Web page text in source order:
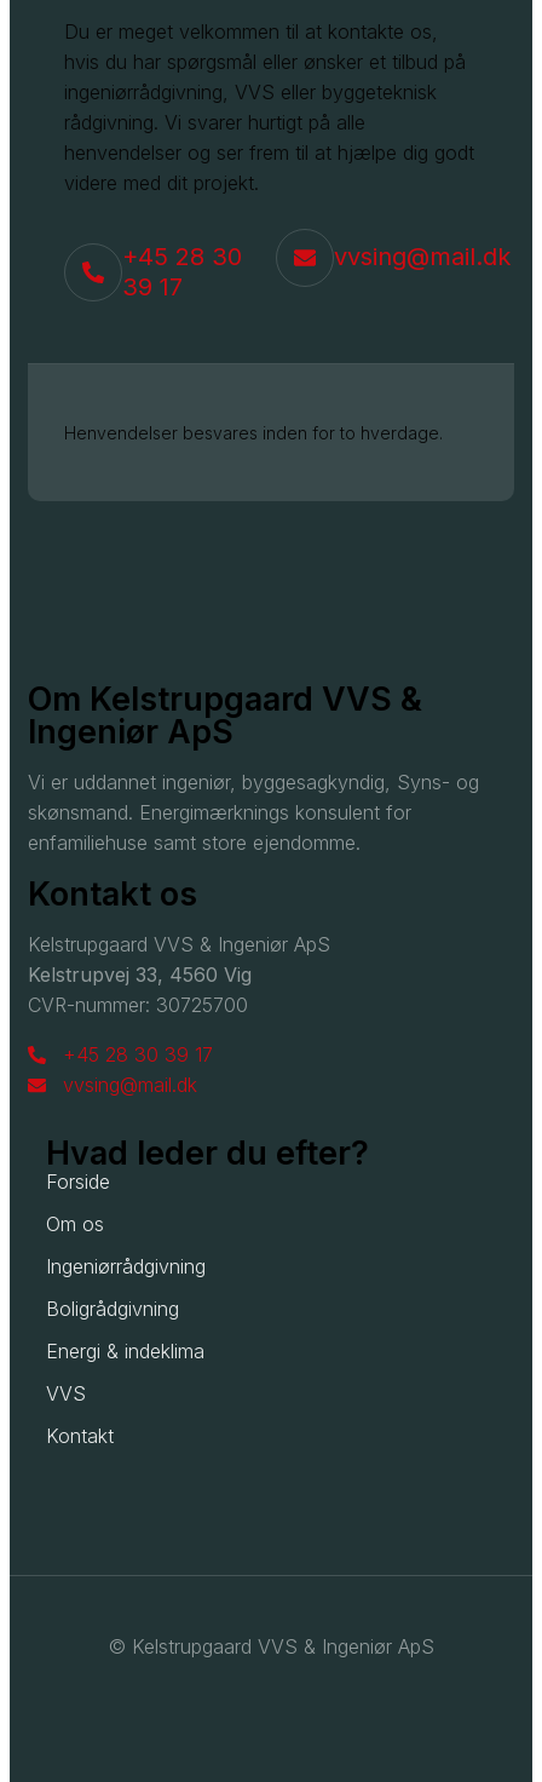
Du er meget velkommen til at kontakte os,
hvis du har spørgsmål eller ønsker et tilbud på
ingeniørrådgivning, VVS eller byggeteknisk
rådgivning. Vi svarer hurtigt på alle
henvendelser og ser frem til at hjælpe dig godt
videre med dit projekt.
+45 28 30
39 17
vvsing@mail.dk
Henvendelser besvares inden for to hverdage.
Om Kelstrupgaard VVS &
Ingeniør ApS
Vi er uddannet ingeniør, byggesagkyndig, Syns- og
skønsmand. Energimærknings konsulent for
enfamiliehuse samt store ejendomme.
Kontakt os
Kelstrupgaard VVS & Ingeniør ApS
Kelstrupvej 33, 4560 Vig
CVR-nummer: 30725700
+45 28 30 39 17
vvsing@mail.dk
Hvad leder du efter?
Forside
Om os
Ingeniørrådgivning
Boligrådgivning
Energi & indeklima
VVS
Kontakt
© Kelstrupgaard VVS & Ingeniør ApS